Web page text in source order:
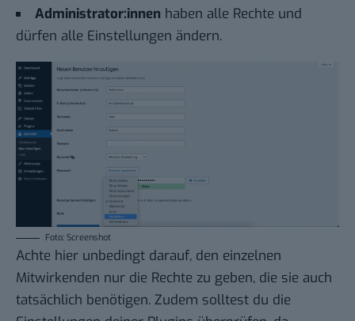
Administrator:innen haben alle Rechte und
dürfen alle Einstellungen ändern.
Foto: Screenshot
Achte hier unbedingt darauf, den einzelnen
Mitwirkenden nur die Rechte zu geben, die sie auch
tatsächlich benötigen. Zudem solltest du die